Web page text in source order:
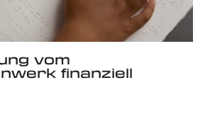
vom
finanziell